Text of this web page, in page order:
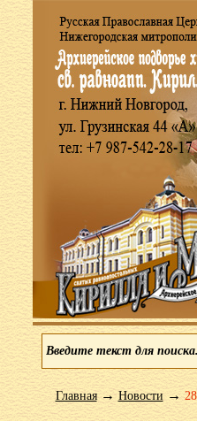
Главная→Новости→